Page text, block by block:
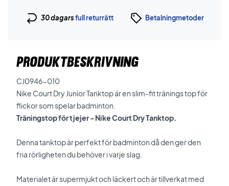
30 dagarsfull returrätt Betalningmetoder
PRODUKTBESKRIVNING
CJ0946-010
Nike Court Dry Junior Tanktop är en slim-fit tränings top för
flickor som spelar badminton.
Träningstop för tjejer - Nike Court Dry Tanktop.
Denna tanktop är perfekt för badminton då den ger den
fria rörligheten du behöver i varje slag.
Materialet är supermjukt och läckert och är tillverkat med